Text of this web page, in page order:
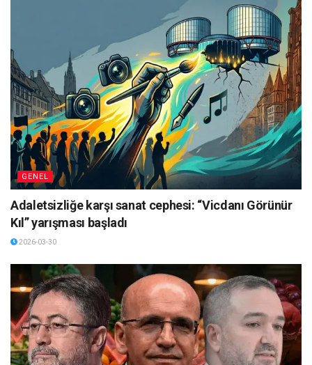
GENEL
Adaletsizliğe karşı sanat cephesi: “Vicdanı Görünür
Kıl” yarışması başladı
2026-03-30